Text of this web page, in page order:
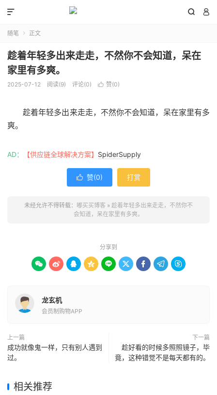
 

随笔  正文
趁着年轻多出来走走，不然你不会知道，呆在
家里有多爽。
2025-07-12 阅读(9) 评论(0)  赞(0)
趁着年轻多出来走走，不然你不会知道，呆在家里有多
爽。
AD： 【供应链全球解决方案】 SpiderSupply
 赞(0) 打赏
未经允许不得转载： 嘟买买博客 » 趁着年轻多出来走走，不然你不
会知道，呆在家里有多爽。
分享到
        
龙玄机
会员制购物APP
上一篇
成功就像鬼一样，只有别人遇到
过。
下一篇
趁好看的时候多照照镜子，毕
竟，这种错觉不是每天都有的。
相关推荐